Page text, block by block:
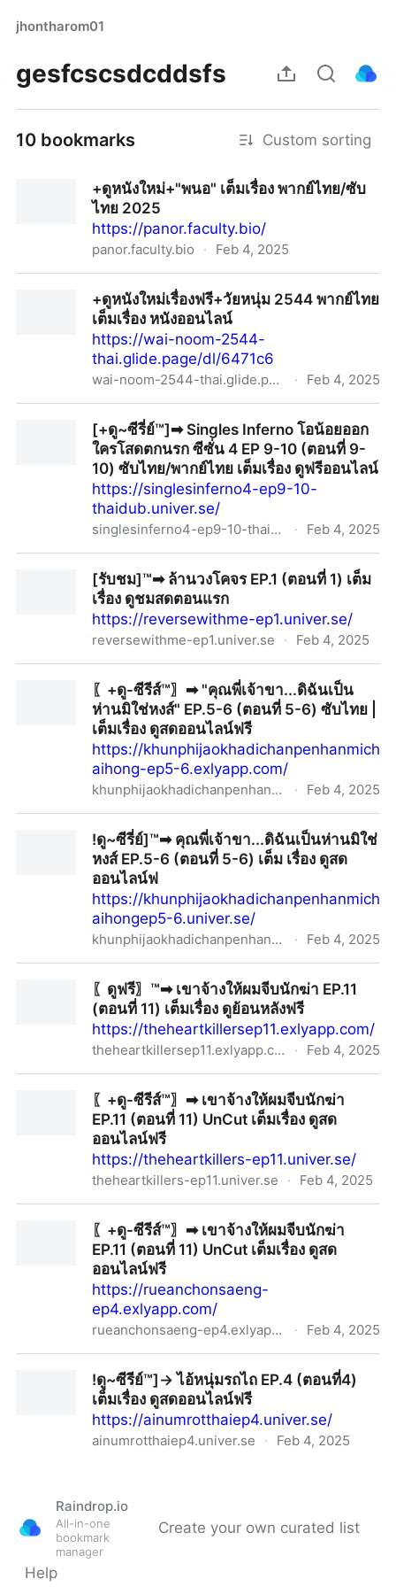
jhontharom01
gesfcscsdcddsfs
10 bookmarks Custom sorting
+ดูหนังใหม่+"พนอ" เต็มเรื่อง พากย์ไทย/ซับ
ไทย 2025
https://panor.faculty.bio/
panor.faculty.bio · Feb 4, 2025
+ดูหนังใหม่เรื่องฟรี+วัยหนุ่ม 2544 พากย์ไทย
เต็มเรื่อง หนังออนไลน์
https://wai-noom-2544-
thai.glide.page/dl/6471c6
wai-noom-2544-thai.glide.page · Feb 4, 2025
[+ดู~ซีรี่ย์™]➡︎ Singles Inferno โอน้อยออก
ใครโสดตกนรก ซีซั่น 4 EP 9-10 (ตอนที่ 9-
10) ซับไทย/พากย์ไทย เต็มเรื่อง ดูฟรีออนไลน์
https://singlesinferno4-ep9-10-
thaidub.univer.se/
singlesinferno4-ep9-10-thaidub.univer.se · Feb 4, 2025
ซีซั่น 4 EP 9-10 (ตอนที่ 9-10) ซับไทย/พากย์ไทย เต็มเรื่อง
ดูฟรีออนไลน์
[รับชม]™➡︎ ล้านวงโคจร EP.1 (ตอนที่ 1) เต็ม
เรื่อง ดูชมสดตอนแรก
https://reversewithme-ep1.univer.se/
reversewithme-ep1.univer.se · Feb 4, 2025
〖+ดู-ซีรีส์™〗➡︎ "คุณพี่เจ้าขา...ดิฉันเป็น
ห่านมิใช่หงส์" EP.5-6 (ตอนที่ 5-6) ซับไทย |
เต็มเรื่อง ดูสดออนไลน์ฟรี
https://khunphijaokhadichanpenhanmich
aihong-ep5-6.exlyapp.com/
khunphijaokhadichanpenhanmichaihong-ep5-6.exlyapp.com · Feb 4, 2025
EP.5-6 (ตอนที่ 5-6) ซับไทย | เต็มเรื่อง ดูสดออนไลน์ฟรี
!ดู~ซีรี่ย์]™➡︎ คุณพี่เจ้าขา...ดิฉันเป็นห่านมิใช่
หงส์ EP.5-6 (ตอนที่ 5-6) เต็ม เรื่อง ดูสด
ออนไลน์ฟ
https://khunphijaokhadichanpenhanmich
aihongep5-6.univer.se/
khunphijaokhadichanpenhanmichaihongep5-6.univer.se · Feb 4, 2025
(ตอนที่ 5-6) เต็ม เรื่อง ดูสดออนไลน์ฟ
〖ดูฟรี〗™➡︎ เขาจ้างให้ผมจีบนักฆ่า EP.11
(ตอนที่ 11) เต็มเรื่อง ดูย้อนหลังฟรี
https://theheartkillersep11.exlyapp.com/
theheartkillersep11.exlyapp.com · Feb 4, 2025
เรื่อง ดูย้อนหลังฟรี〖+ดู-ซีรีส์™〗➡︎ เขาจ้างให้ผมจีบนักฆ่า
EP.11 (ตอนที่ 11) UnCut เต็มเรื่อง ดูสด
ออนไลน์ฟรี
https://theheartkillers-ep11.univer.se/
theheartkillers-ep11.univer.se · Feb 4, 2025
UnCut เต็มเรื่อง ดูสดออนไลน์ฟรี
〖+ดู-ซีรีส์™〗➡︎ เขาจ้างให้ผมจีบนักฆ่า
EP.11 (ตอนที่ 11) UnCut เต็มเรื่อง ดูสด
ออนไลน์ฟรี
https://rueanchonsaeng-
ep4.exlyapp.com/
rueanchonsaeng-ep4.exlyapp.com · Feb 4, 2025
UnCut เต็มเรื่อง ดูสดออนไลน์ฟรี
!ดู~ซีรีย์™]→ ไอ้หนุ่มรถไถ EP.4 (ตอนที่4)
เต็มเรื่อง ดูสดออนไลน์ฟรี
https://ainumrotthaiep4.univer.se/
ainumrotthaiep4.univer.se · Feb 4, 2025
Raindrop.io
All-in-one
bookmark
manager
Create your own curated list
Help